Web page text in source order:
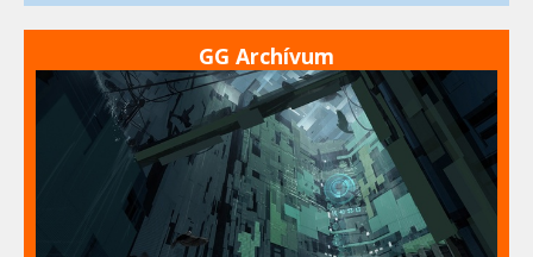
GG Archívum